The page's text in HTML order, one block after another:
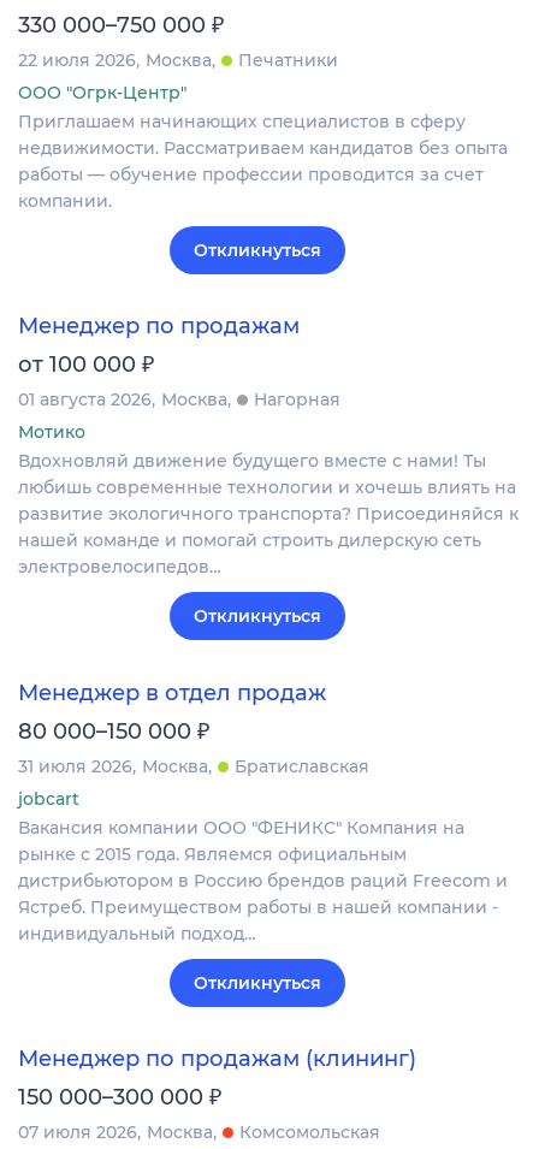
330 000–750 000 ₽
22 июля 2026 Москва
Печатники
ООО "Огрк-Центр"
Приглашаем начинающих специалистов в сферу
недвижимости. Рассматриваем кандидатов без опыта
работы — обучение профессии проводится за счет
компании.
Откликнуться
Менеджер по продажам
от 100 000 ₽
01 августа 2026 Москва
Нагорная
Мотико
Вдохновляй движение будущего вместе с нами! Ты
любишь современные технологии и хочешь влиять на
развитие экологичного транспорта? Присоединяйся к
нашей команде и помогай строить дилерскую сеть
электровелосипедов…
Откликнуться
Менеджер в отдел продаж
80 000–150 000 ₽
31 июля 2026 Москва
Братиславская
jobcart
Вакансия компании ООО "ФЕНИКС" Компания на
рынке с 2015 года. Являемся официальным
дистрибьютором в Россию брендов раций Freecom и
Ястреб. Преимуществом работы в нашей компании -
индивидуальный подход…
Откликнуться
Менеджер по продажам (клининг)
150 000–300 000 ₽
07 июля 2026 Москва
Комсомольская